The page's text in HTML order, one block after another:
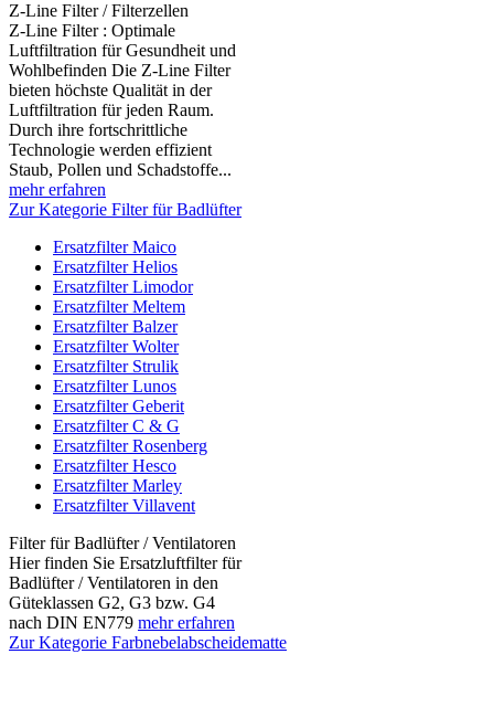
Z-Line Filter / Filterzellen
Z-Line Filter : Optimale
Luftfiltration für Gesundheit und
Wohlbefinden Die Z-Line Filter
bieten höchste Qualität in der
Luftfiltration für jeden Raum.
Durch ihre fortschrittliche
Technologie werden effizient
Staub, Pollen und Schadstoffe...
mehr erfahren
Zur Kategorie Filter für Badlüfter
Ersatzfilter Maico
Ersatzfilter Helios
Ersatzfilter Limodor
Ersatzfilter Meltem
Ersatzfilter Balzer
Ersatzfilter Wolter
Ersatzfilter Strulik
Ersatzfilter Lunos
Ersatzfilter Geberit
Ersatzfilter C & G
Ersatzfilter Rosenberg
Ersatzfilter Hesco
Ersatzfilter Marley
Ersatzfilter Villavent
Filter für Badlüfter / Ventilatoren
Hier finden Sie Ersatzluftfilter für
Badlüfter / Ventilatoren in den
Güteklassen G2, G3 bzw. G4
nach DIN EN779 mehr erfahren
Zur Kategorie Farbnebelabscheidematte